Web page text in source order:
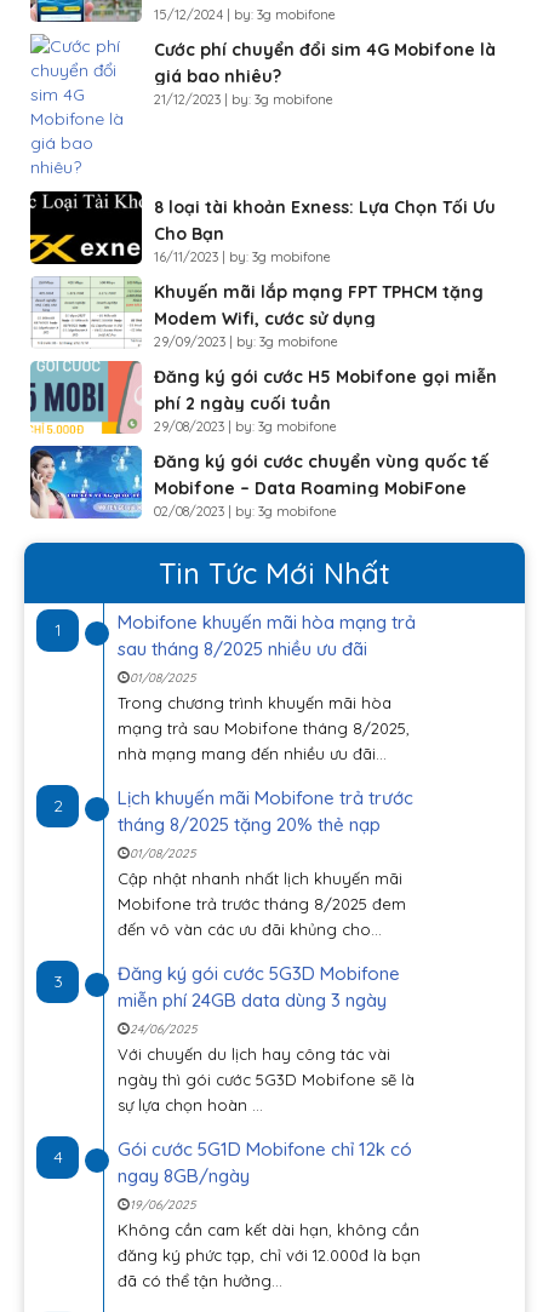
15/12/2024 | by: 3g mobifone
Cước phí chuyển đổi sim 4G Mobifone là
giá bao nhiêu?
21/12/2023 | by: 3g mobifone
8 loại tài khoản Exness: Lựa Chọn Tối Ưu
Cho Bạn
16/11/2023 | by: 3g mobifone
Khuyến mãi lắp mạng FPT TPHCM tặng
Modem Wifi, cước sử dụng
29/09/2023 | by: 3g mobifone
Đăng ký gói cước H5 Mobifone gọi miễn
phí 2 ngày cuối tuần
29/08/2023 | by: 3g mobifone
Đăng ký gói cước chuyển vùng quốc tế
Mobifone – Data Roaming MobiFone
02/08/2023 | by: 3g mobifone
Tin Tức Mới Nhất
1
Mobifone khuyến mãi hòa mạng trả
sau tháng 8/2025 nhiều ưu đãi
01/08/2025
Trong chương trình khuyến mãi hòa
mạng trả sau Mobifone tháng 8/2025,
nhà mạng mang đến nhiều ưu đãi...
2
Lịch khuyến mãi Mobifone trả trước
tháng 8/2025 tặng 20% thẻ nạp
01/08/2025
Cập nhật nhanh nhất lịch khuyến mãi
Mobifone trả trước tháng 8/2025 đem
đến vô vàn các ưu đãi khủng cho...
3
Đăng ký gói cước 5G3D Mobifone
miễn phí 24GB data dùng 3 ngày
24/06/2025
Với chuyến du lịch hay công tác vài
ngày thì gói cước 5G3D Mobifone sẽ là
sự lựa chọn hoàn ...
4
Gói cước 5G1D Mobifone chỉ 12k có
ngay 8GB/ngày
19/06/2025
Không cần cam kết dài hạn, không cần
đăng ký phức tạp, chỉ với 12.000đ là bạn
đã có thể tận hưởng...